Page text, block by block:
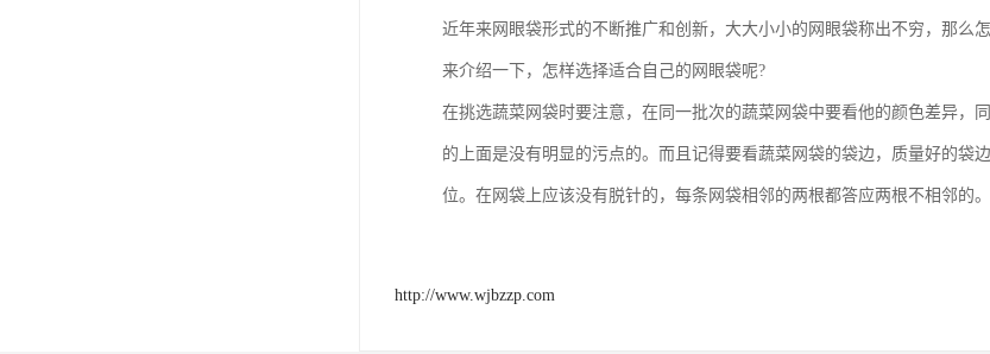
近年来网眼袋形式的不断推广和创新，大大小小的网眼袋称出不穷，那么
来介绍一下，怎样选择适合自己的网眼袋呢?
在挑选蔬菜网袋时要注意，在同一批次的蔬菜网袋中要看他的颜色差异，
的上面是没有明显的污点的。而且记得要看蔬菜网袋的袋边，质量好的袋
位。在网袋上应该没有脱针的，每条网袋相邻的两根都答应两根不相邻的。
http://www.wjbzzp.com